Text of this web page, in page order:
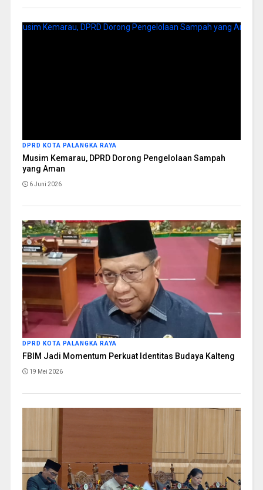
DPRD KOTA PALANGKA RAYA
Musim Kemarau, DPRD Dorong Pengelolaan Sampah
yang Aman
6 Juni 2026
DPRD KOTA PALANGKA RAYA
FBIM Jadi Momentum Perkuat Identitas Budaya Kalteng
19 Mei 2026